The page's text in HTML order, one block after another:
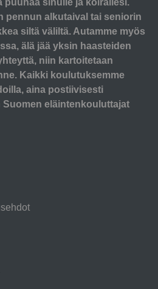
puuhaa sinulle ja koirallesi.
pennun alkutaival tai seniorin
siltä väliltä. Autamme myös
älä jää yksin haasteiden
niin kartoitetaan
Kaikki koulutuksemme
aina postiivisesti
eläintenkouluttajat